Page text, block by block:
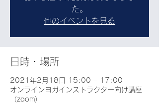
た。
他のイベントを見る
日時・場所
2021年2月18日 15:00 – 17:00
オンラインヨガインストラクター向け講座
（zoom）